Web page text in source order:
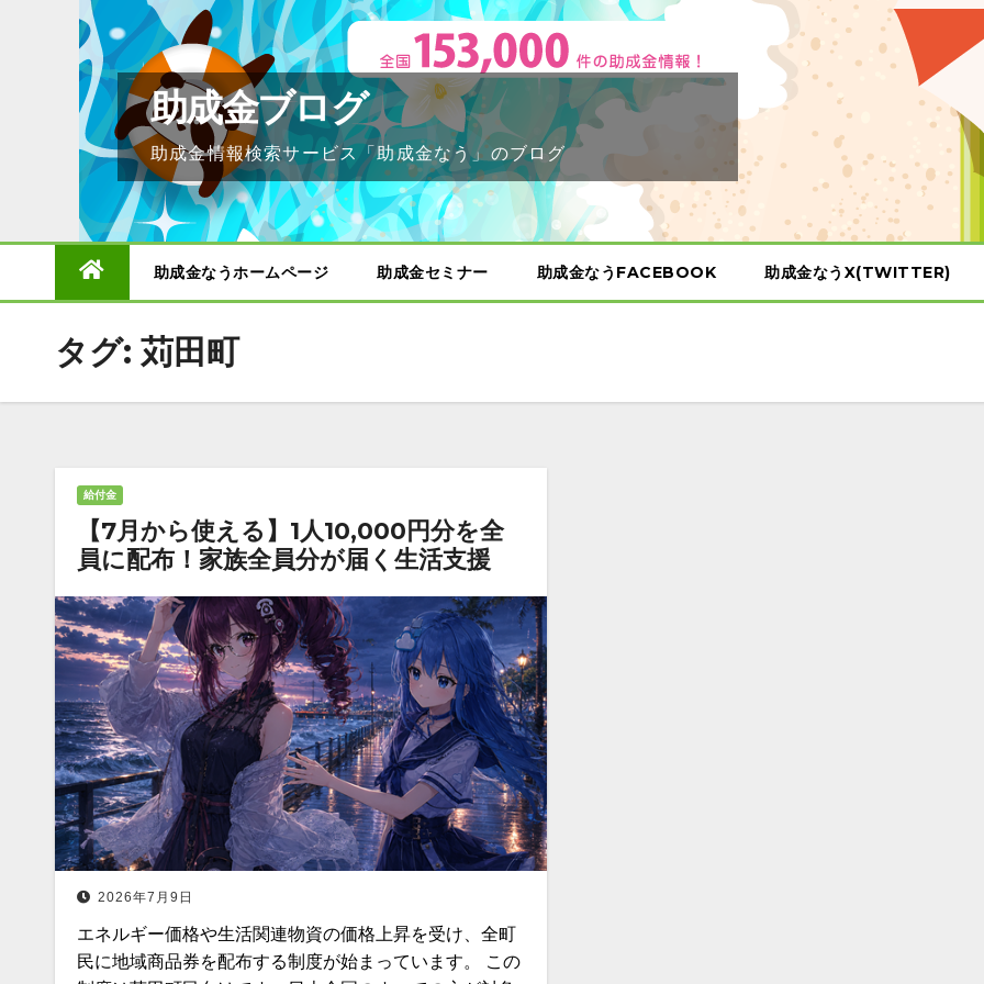
助成金ブログ
助成金情報検索サービス「助成金なう」のブログ
助成金なうホームページ 助成金セミナー 助成金なうFACEBOOK 助成金なうX(TWITTER)
タグ: 苅田町
給付金
【7月から使える】1人10,000円分を全
員に配布！家族全員分が届く生活支援
2026年7月9日
エネルギー価格や生活関連物資の価格上昇を受け、全町
民に地域商品券を配布する制度が始まっています。 この